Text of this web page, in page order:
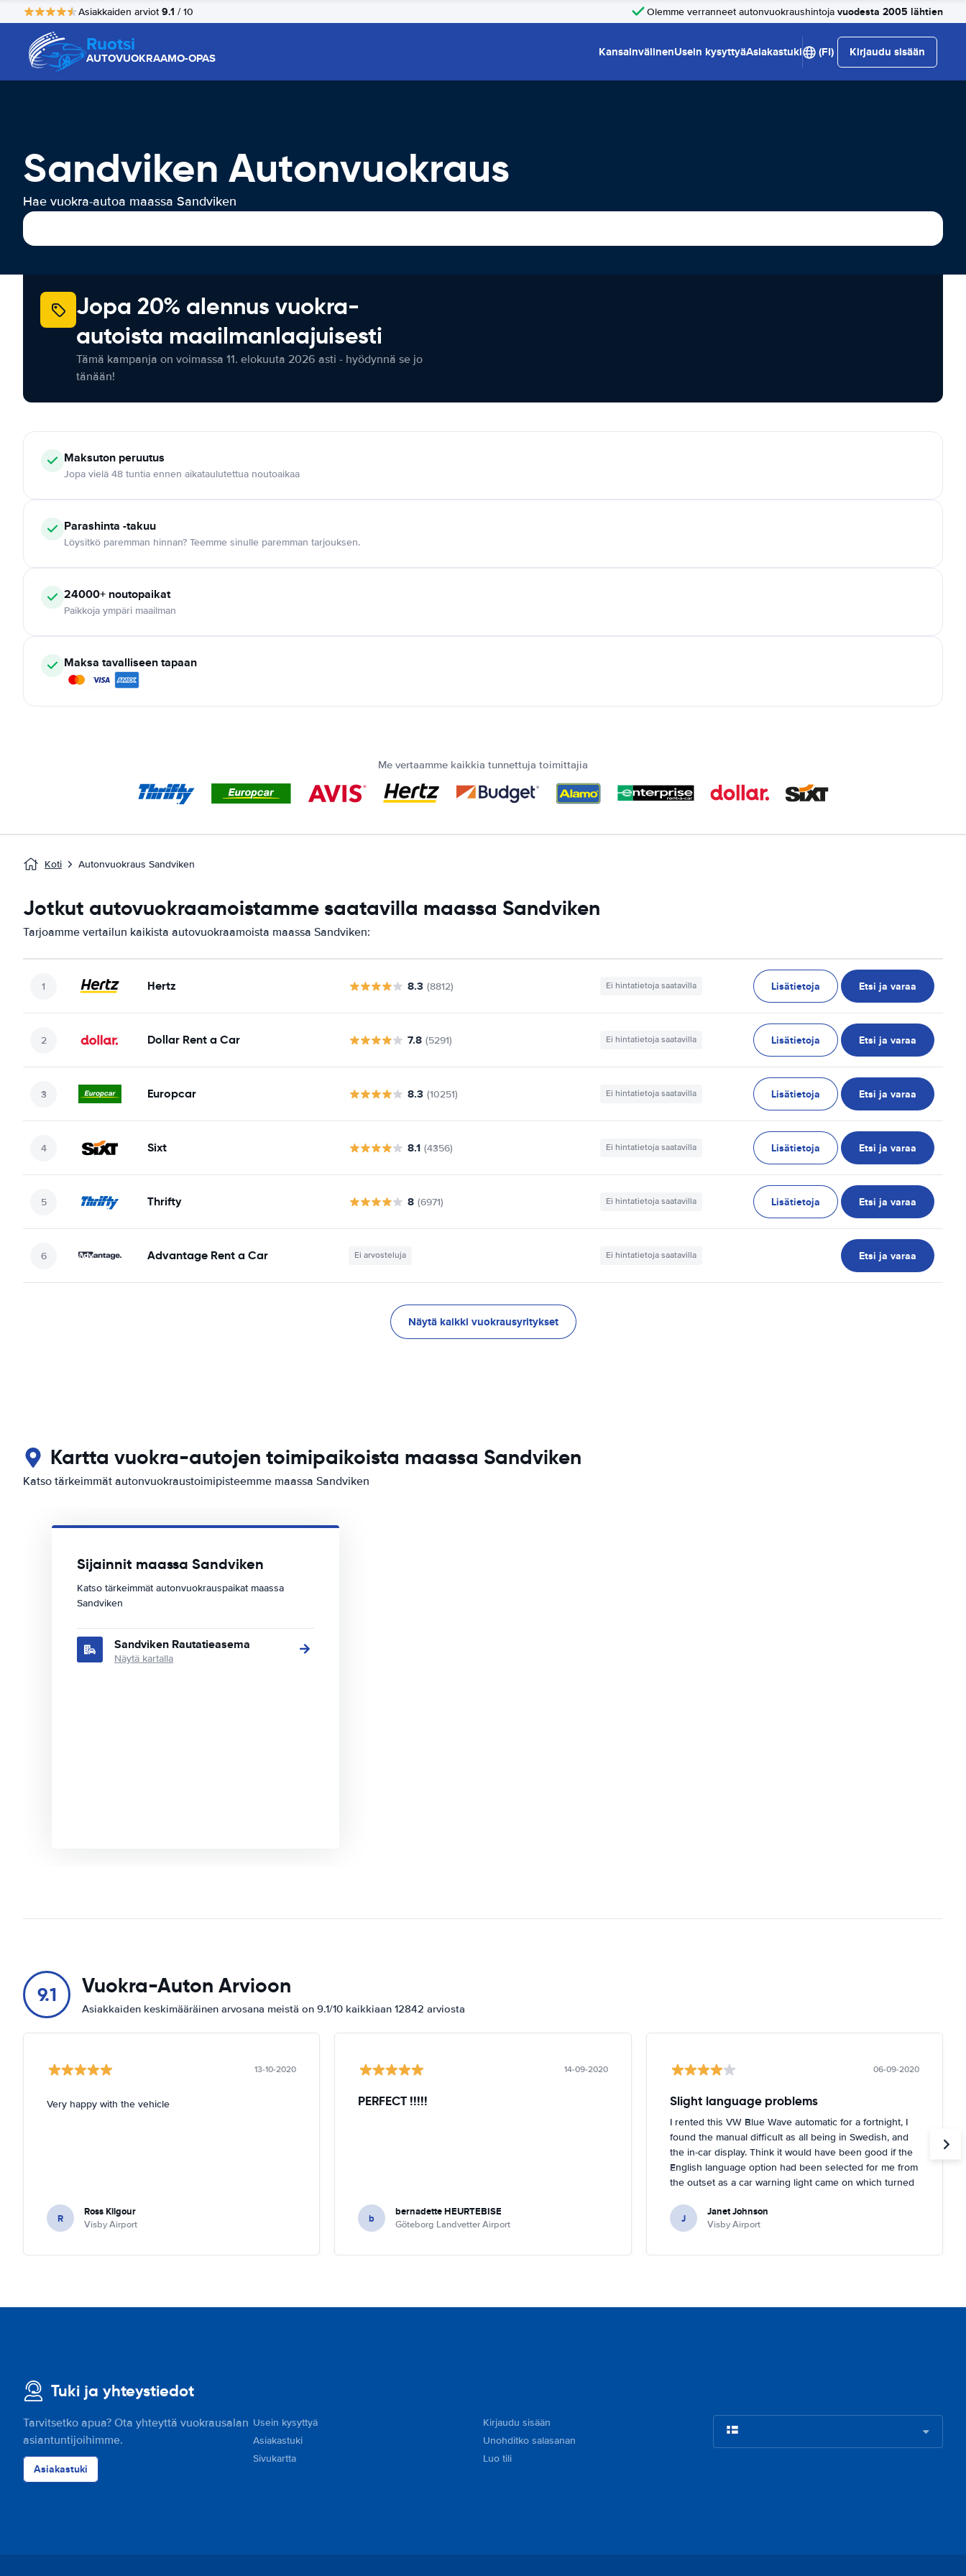
Asiakkaiden arviot 9.1 / 10 Olemme verranneet autonvuokraushintoja vuodesta 2005 lähtien
Ruotsi
AUTOVUOKRAAMO-OPAS KansainvälinenUsein kysyttyäAsiakastuki (FI) Kirjaudu sisään
Sandviken Autonvuokraus
Hae vuokra-autoa maassa Sandviken
Jopa 20% alennus vuokra-
autoista maailmanlaajuisesti
Tämä kampanja on voimassa 11. elokuuta 2026 asti - hyödynnä se jo
tänään!
Maksuton peruutus
Jopa vielä 48 tuntia ennen aikataulutettua noutoaikaa
Parashinta -takuu
Löysitkö paremman hinnan? Teemme sinulle paremman tarjouksen.
24000+ noutopaikat
Paikkoja ympäri maailman
Maksa tavalliseen tapaan
Me vertaamme kaikkia tunnettuja toimittajia
Koti Autonvuokraus Sandviken
Jotkut autovuokraamoistamme saatavilla maassa Sandviken
Tarjoamme vertailun kaikista autovuokraamoista maassa Sandviken:
Hertz 8.3 (8812) Ei hintatietoja saatavilla Lisätietoja Etsi ja varaa
Dollar Rent a Car 7.8 (5291) Ei hintatietoja saatavilla Lisätietoja Etsi ja varaa
Europcar 8.3 (10251) Ei hintatietoja saatavilla Lisätietoja Etsi ja varaa
Sixt 8.1 (4356) Ei hintatietoja saatavilla Lisätietoja Etsi ja varaa
Thrifty 8 (6971) Ei hintatietoja saatavilla Lisätietoja Etsi ja varaa
Advantage Rent a Car Ei arvosteluja Ei hintatietoja saatavilla Etsi ja varaa
Näytä kaikki vuokrausyritykset
Kartta vuokra-autojen toimipaikoista maassa Sandviken
Katso tärkeimmät autonvuokraustoimipisteemme maassa Sandviken
Sijainnit maassa Sandviken
Katso tärkeimmät autonvuokrauspaikat maassa
Sandviken
Sandviken Rautatieasema
Näytä kartalla
9.1 Vuokra-Auton Arvioon
Asiakkaiden keskimääräinen arvosana meistä on 9.1/10 kaikkiaan 12842 arviosta
13-10-2020
Very happy with the vehicle
R Ross Kilgour
Visby Airport
14-09-2020
PERFECT !!!!!
b bernadette HEURTEBISE
Göteborg Landvetter Airport
06-09-2020
Slight language problems
I rented this VW Blue Wave automatic for a fortnight, I
found the manual difficult as all being in Swedish, and
the in-car display. Think it would have been good if the
English language option had been selected for me from
the outset as a car warning light came on which turned
helpful and came out to a garage near to where I was
staying and inflated the tyres for me. You had to tell the
J Janet Johnson
Visby Airport
Tuki ja yhteystiedot
Tarvitsetko apua? Ota yhteyttä vuokrausalan
asiantuntijoihimme.
Asiakastuki
Usein kysyttyä
Asiakastuki
Sivukartta
Kirjaudu sisään
Unohditko salasanan
Luo tili